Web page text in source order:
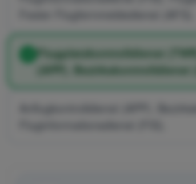
Flugplatzkontrolldienst
(APP). Bezirkskontrolldienst